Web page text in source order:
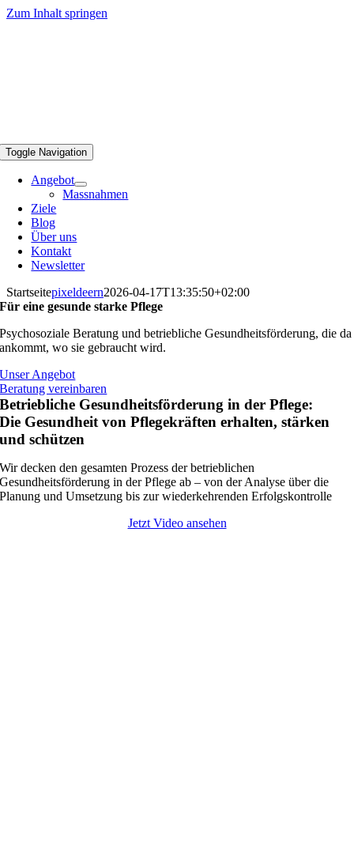
Zum Inhalt springen
Toggle Navigation
Angebot
Massnahmen
Ziele
Blog
Über uns
Kontakt
Newsletter
Startseitepixeldeern2026-04-17T13:35:50+02:00
Für eine gesunde starke Pflege
Psychosoziale Beratung und betriebliche Gesundheitsförderung, die da
ankommt, wo sie gebraucht wird.
Unser Angebot
Beratung vereinbaren
Betriebliche Gesundheitsförderung in der Pflege:
Die Gesundheit von Pflegekräften erhalten, stärken
und schützen
Wir decken den gesamten Prozess der betrieblichen
Gesundheitsförderung in der Pflege ab – von der Analyse über die
Planung und Umsetzung bis zur wiederkehrenden Erfolgskontrolle
Jetzt Video ansehen